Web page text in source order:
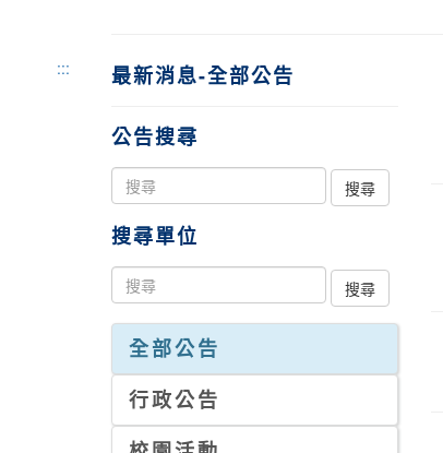
::: 最新消息-全部公告
公告搜尋
搜尋單位
全部公告
行政公告